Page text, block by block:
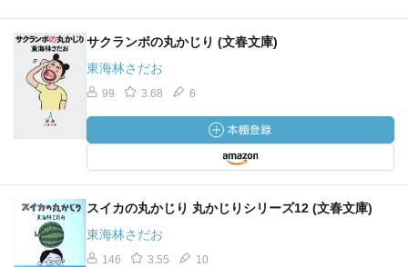
サクランボの丸かじり (文春文庫)
東海林さだお
99 3.68 6
スイカの丸かじり 丸かじりシリーズ12 (文春文庫)
東海林さだお
146 3.55 10